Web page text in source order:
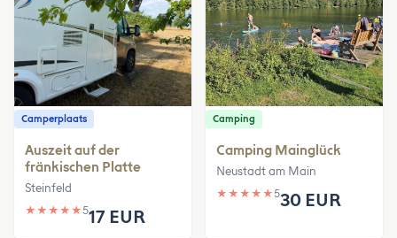
Camperplaats
Auszeit auf der
fränkischen Platte
Steinfeld
★ ★ ★ ★ ★517 EUR
Camping
Camping Mainglück
Neustadt am Main
★ ★ ★ ★ ★530 EUR